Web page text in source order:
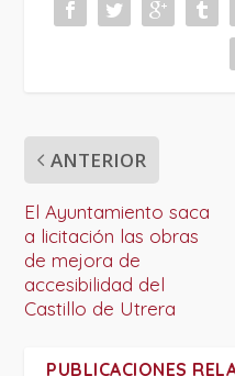
ANTERIOR
El Ayuntamiento saca
a licitación las obras
de mejora de
accesibilidad del
Castillo de Utrera
PUBLICACIONES